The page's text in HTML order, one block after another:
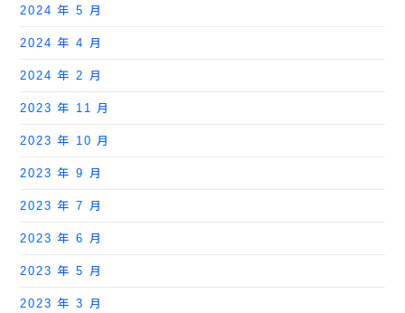
2024 年 5 月
2024 年 4 月
2024 年 2 月
2023 年 11 月
2023 年 10 月
2023 年 9 月
2023 年 7 月
2023 年 6 月
2023 年 5 月
2023 年 3 月